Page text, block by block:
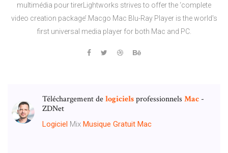
multimédia pour tirerLightworks strives to offer the ‘complete
video creation package’.Macgo Mac Blu-Ray Player is the world's
first universal media player for both Mac and PC.
Téléchargement delogicielsprofessionnels Mac -
ZDNet
Logiciel Mix Musique Gratuit Mac